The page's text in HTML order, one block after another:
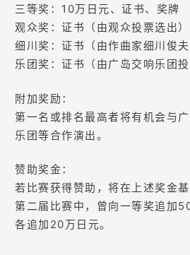
三等奖：10万日元、证书、奖牌
观众奖：证书（由观众投票选出）
细川奖：证书（由作曲家细川俊夫
乐团奖：证书（由广岛交响乐团投
附加奖励：
第一名或排名最高者将有机会与
乐团等合作演出。
赞助奖金：
若比赛获得赞助，将在上述奖金
第二届比赛中，曾向一等奖追加
各追加20万日元。